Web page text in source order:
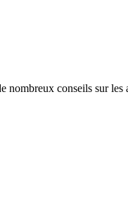
conseils sur